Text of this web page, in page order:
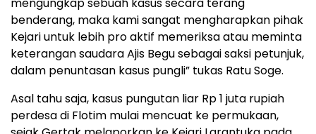
mengungkap sebuah kasus secara terang
benderang, maka kami sangat mengharapkan pihak
Kejari untuk lebih pro aktif memeriksa atau meminta
keterangan saudara Ajis Begu sebagai saksi petunjuk,
dalam penuntasan kasus pungli” tukas Ratu Soge.
Asal tahu saja, kasus pungutan liar Rp 1 juta rupiah
perdesa di Flotim mulai mencuat ke permukaan,